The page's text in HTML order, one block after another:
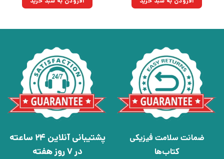
بود. بود.
ضمانت سلامت فیزیکی
کتاب‌ها
پشتیبانی آنلاین 24 ساعته
در 7 روز هفته